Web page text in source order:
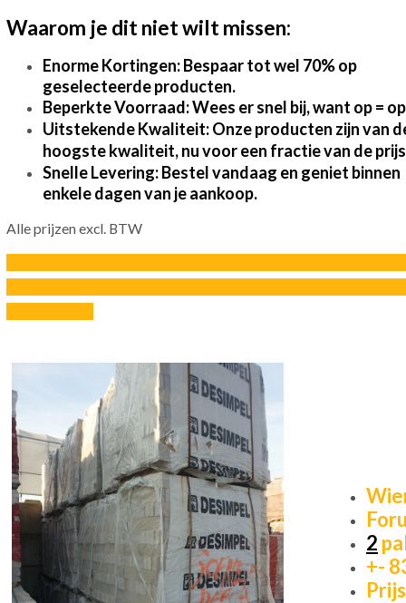
Waarom je dit niet wilt missen:
Enorme Kortingen: Bespaar tot wel 70% op
geselecteerde producten.
Beperkte Voorraad: Wees er snel bij, want op =
Uitstekende Kwaliteit: Onze producten zijn van
hoogste kwaliteit, nu voor een fractie van de
Snelle Levering: Bestel vandaag en geniet binnen
enkele dagen van je aankoop.
Alle prijzen excl. BTW
2
+-